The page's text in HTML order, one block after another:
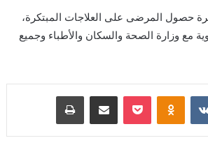
حصول المرضى على العلاجات المبتكرة،
مع وزارة الصحة والسكان والأطباء وجميع
Odnoklassniki
‫Pocket مشاركة عبر البريد طباعة